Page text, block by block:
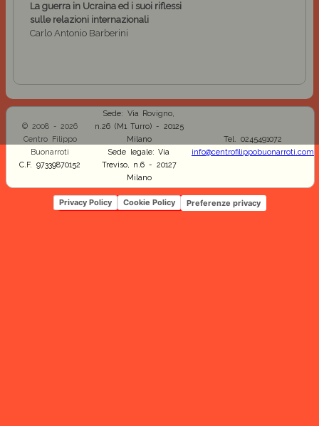
La guerra in Ucraina ed i suoi riflessi
sulle relazioni internazionali
Carlo Antonio Barberini
© 2008 - 2026
Centro Filippo
Buonarroti
C.F. 97339870152
Sede: Via Rovigno,
n.26 (M1 Turro) - 20125
Milano
Sede legale: Via
Treviso, n.6 - 20127
Milano
Tel. 0245491072
info@centrofilippobuonarroti.com
Privacy Policy Cookie Policy Preferenze privacy